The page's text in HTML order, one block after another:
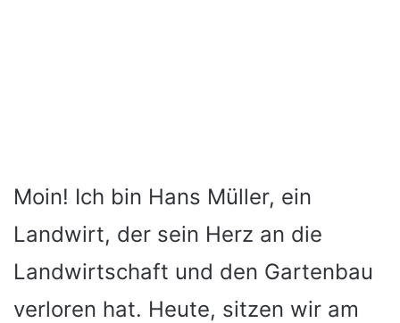
Moin! Ich bin Hans Müller, ein
Landwirt, der sein Herz an die
Landwirtschaft und den Gartenbau
verloren hat. Heute, sitzen wir am